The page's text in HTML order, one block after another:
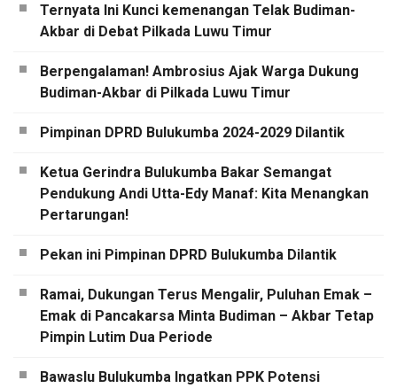
Ternyata Ini Kunci kemenangan Telak Budiman-
Akbar di Debat Pilkada Luwu Timur
Berpengalaman! Ambrosius Ajak Warga Dukung
Budiman-Akbar di Pilkada Luwu Timur
Pimpinan DPRD Bulukumba 2024-2029 Dilantik
Ketua Gerindra Bulukumba Bakar Semangat
Pendukung Andi Utta-Edy Manaf: Kita Menangkan
Pertarungan!
Pekan ini Pimpinan DPRD Bulukumba Dilantik
Ramai, Dukungan Terus Mengalir, Puluhan Emak –
Emak di Pancakarsa Minta Budiman – Akbar Tetap
Pimpin Lutim Dua Periode
Bawaslu Bulukumba Ingatkan PPK Potensi